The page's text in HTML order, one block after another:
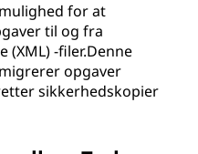
for at
til og fra
(XML) -filer.Denne
opgaver
sikkerhedskopier